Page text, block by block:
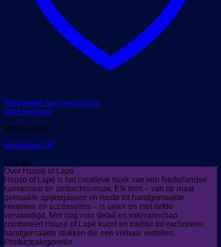
Toevoegen aan wensenlijst
Snel bekijken
Mondkapjes
Mondkapje 08
€ 12,95
Over House of Lapé
House of Lapé is het creatieve merk van een Nederlandse
kunstenaar en ambachtsvrouw. Elk item – van op maat
gemaakte spijkerjassen en mode tot handgemaakte
keramiek en accessoires – is uniek en met liefde
vervaardigd. Met oog voor detail en vakmanschap
combineert House of Lapé kunst en traditie tot exclusieve,
handgemaakte stukken die een verhaal vertellen.
Productcategorieën